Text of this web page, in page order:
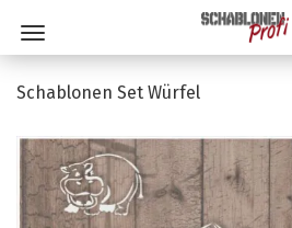
Schablonen Set Würfel